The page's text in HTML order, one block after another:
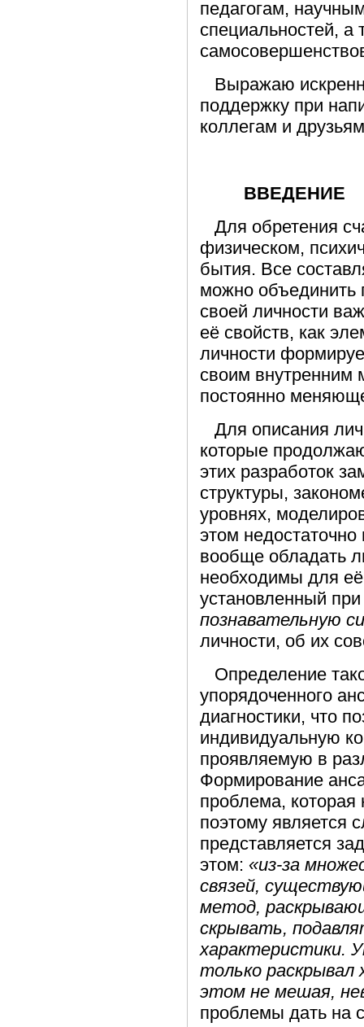
педагогам,
специальностей,
Выражаю
поддержку при
коллегам и
ВВЕДЕНИЕ
Для обретения
физическом,
бытия. Все
можно объединить
своей личности
её свойств, как
личности
своим внутренним
постоянно
Для описания
которые
этих разработок
структуры,
уровнях,
этом
вообще обладать
необходимы для её
установленный
познавательную
личности, об их
Определение
упорядоченного
диагностики, что
индивидуальную
проявляемую в
Формирование
проблема, которая
поэтому является
представляется
этом: «из-за
связей,
метод,
скрывать,
характеристики.
только раскрывал
этом не мешая,
проблемы дать на